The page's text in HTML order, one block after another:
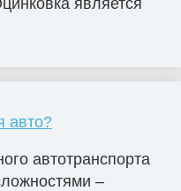
является
авто?
автотранспорта
–